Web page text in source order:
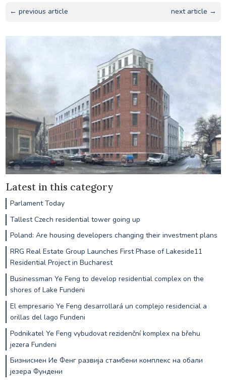
← previous article next article →
Latest in this category
Parlament Today
Tallest Czech residential tower going up
Poland: Are housing developers changing their investment plans
RRG Real Estate Group Launches First Phase of Lakeside11
Residential Project in Bucharest
Businessman Ye Feng to develop residential complex on the
shores of Lake Fundeni
El empresario Ye Feng desarrollará un complejo residencial a
orillas del lago Fundeni
Podnikatel Ye Feng vybudovat rezidenční komplex na břehu
jezera Fundeni
Бизнисмен Ие Фенг развија стамбени комплекс на обали
језера Фундени